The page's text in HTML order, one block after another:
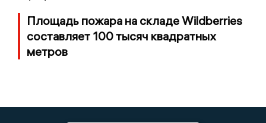
Площадь пожара на складе Wildberries
составляет 100 тысяч квадратных
метров